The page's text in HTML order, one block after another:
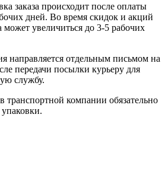
заказа происходит после оплаты
дней. Во время скидок и акций
может увеличиться до 3-5 рабочих
направляется отдельным письмом на
передачи посылки курьеру для
службу.
транспортной компании обязательно
упаковки.